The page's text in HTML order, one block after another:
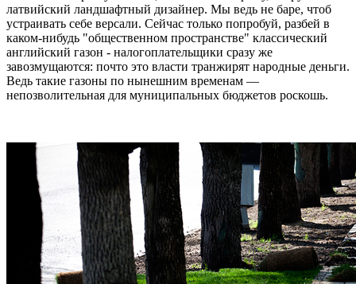
латвийский ландшафтный дизайнер. Мы ведь не баре, чтоб
устраивать себе версали. Сейчас только попробуй, разбей в
каком-нибудь "общественном пространстве" классический
английский газон - налогоплательщики сразу же
завозмущаются: почто это власти транжирят народные деньги.
Ведь такие газоны по нынешним временам —
непозволительная для муниципальных бюджетов роскошь.